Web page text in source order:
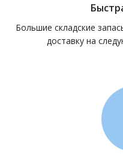
Большие складские
доставку на